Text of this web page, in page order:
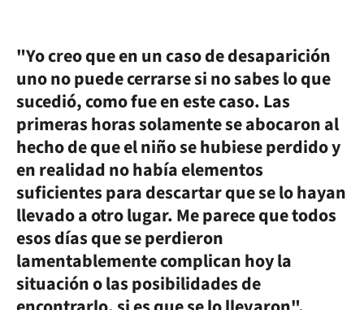
"Yo creo que en un caso de desaparición
uno no puede cerrarse si no sabes lo que
sucedió, como fue en este caso. Las
primeras horas solamente se abocaron al
hecho de que el niño se hubiese perdido y
en realidad no había elementos
suficientes para descartar que se lo hayan
llevado a otro lugar. Me parece que todos
esos días que se perdieron
lamentablemente complican hoy la
situación o las posibilidades de